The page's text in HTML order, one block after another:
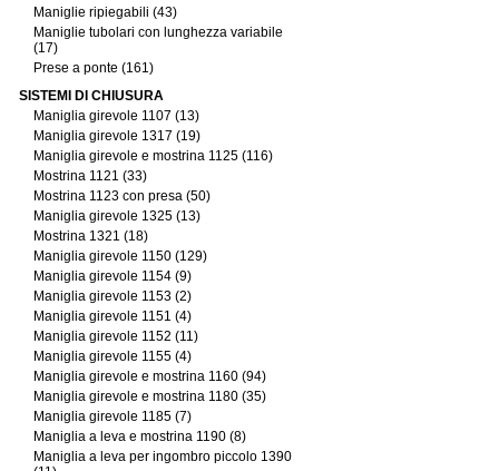
Maniglie ripiegabili (43)
Maniglie tubolari con lunghezza variabile
(17)
Prese a ponte (161)
SISTEMI DI CHIUSURA
Maniglia girevole 1107 (13)
Maniglia girevole 1317 (19)
Maniglia girevole e mostrina 1125 (116)
Mostrina 1121 (33)
Mostrina 1123 con presa (50)
Maniglia girevole 1325 (13)
Mostrina 1321 (18)
Maniglia girevole 1150 (129)
Maniglia girevole 1154 (9)
Maniglia girevole 1153 (2)
Maniglia girevole 1151 (4)
Maniglia girevole 1152 (11)
Maniglia girevole 1155 (4)
Maniglia girevole e mostrina 1160 (94)
Maniglia girevole e mostrina 1180 (35)
Maniglia girevole 1185 (7)
Maniglia a leva e mostrina 1190 (8)
Maniglia a leva per ingombro piccolo 1390